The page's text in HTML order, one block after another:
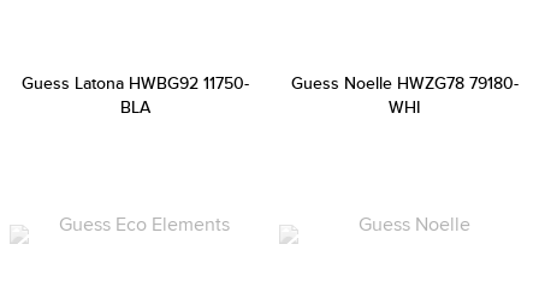
Guess Latona HWBG92 11750-
BLA
Guess Noelle HWZG78 79180-
WHI